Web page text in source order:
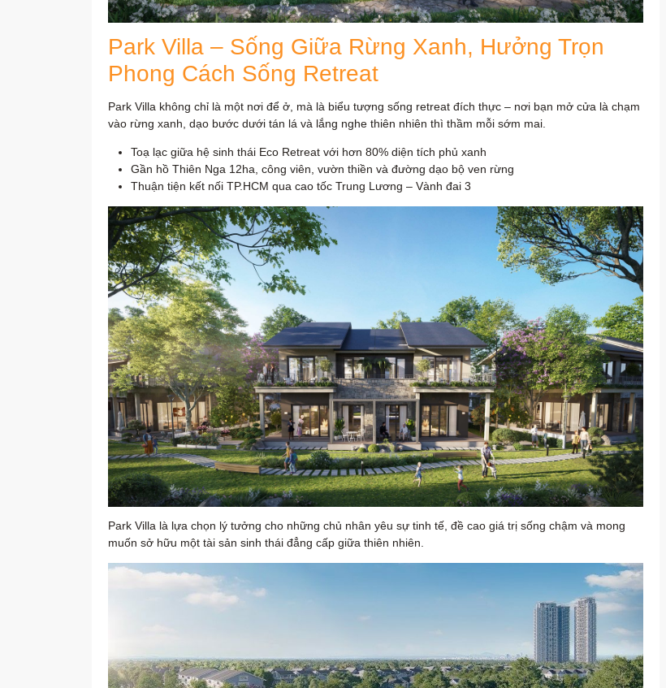
Park Villa – Sống Giữa Rừng Xanh, Hưởng Trọn
Phong Cách Sống Retreat
Park Villa không chỉ là một nơi để ở, mà là biểu tượng sống retreat đích thực – nơi bạn mở cửa là chạm
vào rừng xanh, dạo bước dưới tán lá và lắng nghe thiên nhiên thì thầm mỗi sớm mai.
Toạ lạc giữa hệ sinh thái Eco Retreat với hơn 80% diện tích phủ xanh
Gần hồ Thiên Nga 12ha, công viên, vườn thiền và đường dạo bộ ven rừng
Thuận tiện kết nối TP.HCM qua cao tốc Trung Lương – Vành đai 3
Park Villa là lựa chọn lý tưởng cho những chủ nhân yêu sự tinh tế, đề cao giá trị sống chậm và mong
muốn sở hữu một tài sản sinh thái đẳng cấp giữa thiên nhiên.